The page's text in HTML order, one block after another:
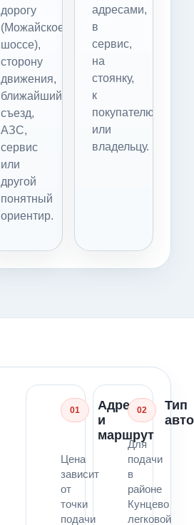
дорогу
(Можайское
шоссе),
сторону
движения,
ближайший
съезд,
АЗС,
сервис
или
другой
понятный
ориентир.
адресами,
в
сервис,
на
стоянку,
к
покупателю
или
владельцу.
01
Адрес
и
маршрут
Цена
зависит
от
точки
подачи
02
Тип
Для
подачи
в
районе
Кунцево
легковой